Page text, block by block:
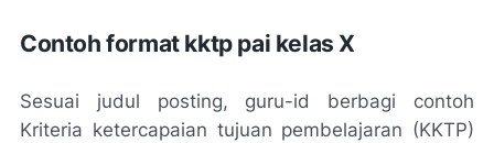
Contoh format kktp pai kelas X
Sesuai judul posting, guru-id berbagi contoh
Kriteria ketercapaian tujuan pembelajaran (KKTP)